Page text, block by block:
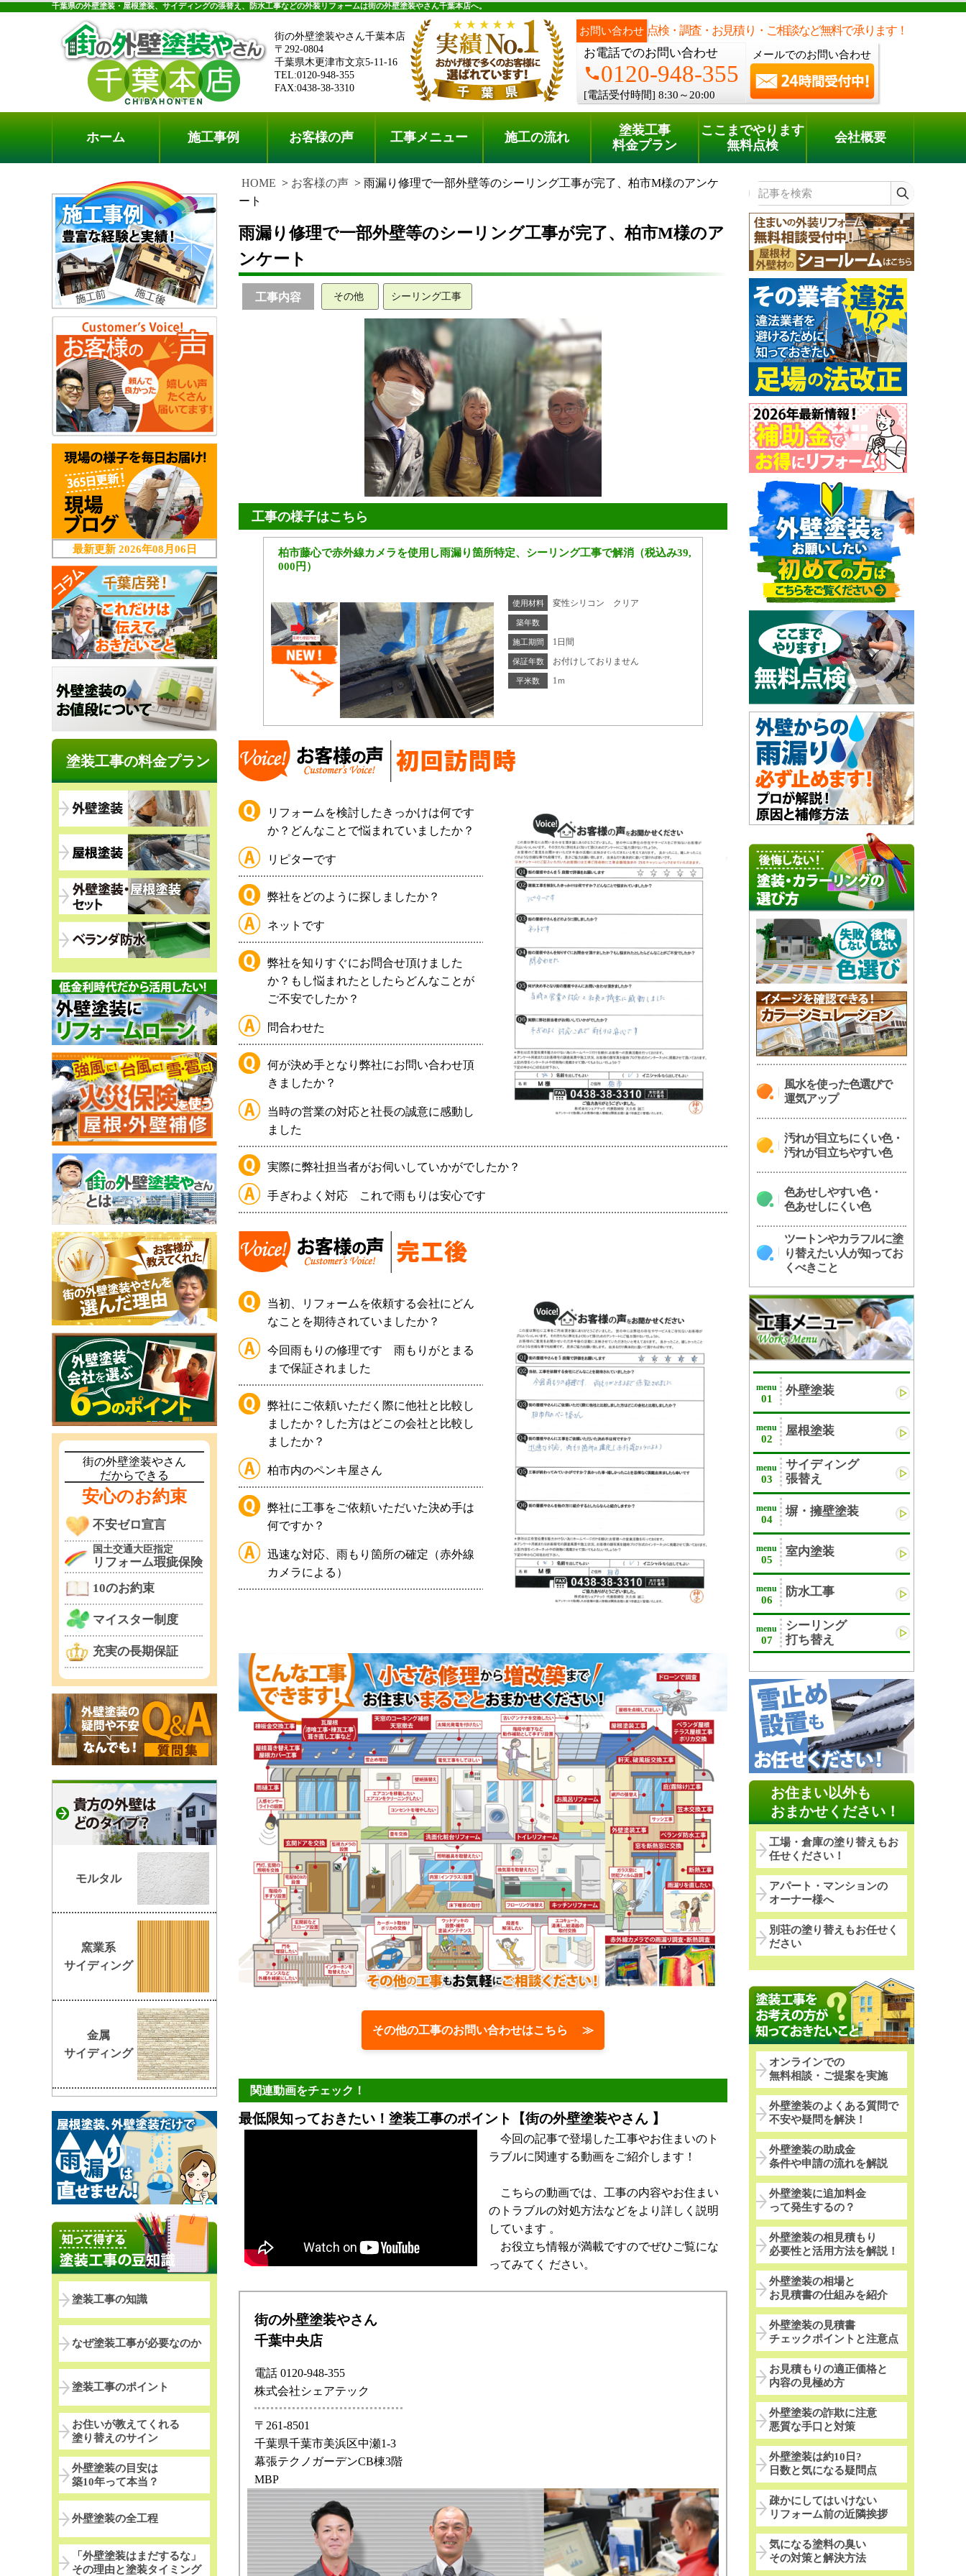
千葉県の外壁塗装・屋根塗装、サイディングの張替え、防水工事などの外装リフォームは街の外壁塗装やさん千葉本店へ。
街の外壁塗装やさん千葉本店
〒292-0804
千葉県木更津市文京5-11-16
TEL:0120-948-355
FAX:0438-38-3310
お問い合わせ 点検・調査・お見積り・ご相談など無料で承ります！
お電話でのお問い合わせ
phone0120-948-355
[電話受付時間] 8:30～20:00
メールでのお問い合わせ
料金プラン 無料点検
電話でのご相談 [8:30～20:00]
phone0120-948-355
ホーム 施工事例 お客様の声 工事メニュー 施工の流れ
塗装工事
料金プラン
ここまでやります
無料点検
会社概要
HOME お客様の声
雨漏り修理で一部外壁等のシーリング工事が完了、柏市M様のアンケ
ート
雨漏り修理で一部外壁等のシーリング工事が完了、柏市M様のア
ンケート
工事内容 その他 シーリング工事
工事の様子はこちら
柏市藤心で赤外線カメラを使用し雨漏り箇所特定、シーリング工事で解消（税込み39,
000円）
使用材料 変性シリコン クリア
築年数
施工期間 1日間
保証年数 お付けしておりません
平米数 1ｍ
リフォームを検討したきっかけは何です
か？どんなことで悩まれていましたか？
リピターです
弊社をどのように探しましたか？
ネットです
弊社を知りすぐにお問合せ頂けました
か？もし悩まれたとしたらどんなことが
ご不安でしたか？
問合わせた
何が決め手となり弊社にお問い合わせ頂
きましたか？
当時の営業の対応と社長の誠意に感動し
ました
実際に弊社担当者がお伺いしていかがでしたか？
手ぎわよく対応 これで雨もりは安心です
当初、リフォームを依頼する会社にどん
なことを期待されていましたか？
今回雨もりの修理です 雨もりがとまる
まで保証されました
弊社にご依頼いただく際に他社と比較し
ましたか？した方はどこの会社と比較し
ましたか？
柏市内のペンキ屋さん
弊社に工事をご依頼いただいた決め手は
何ですか？
迅速な対応、雨もり箇所の確定（赤外線
カメラによる）
その他の工事のお問い合わせはこちら ≫
関連動画をチェック！
最低限知っておきたい！塗装工事のポイント【街の外壁塗装やさん 】
今回の記事で登場した工事やお住まいのト
ラブルに関連する動画をご紹介します！
こちらの動画では、工事の内容やお住まい
のトラブルの対処方法などをより詳しく説明
しています 。
お役立ち情報が満載ですのでぜひご覧にな
ってみてく ださい。
街の外壁塗装やさん
千葉中央店
電話 0120-948-355
株式会社シェアテック
〒261-8501
千葉県千葉市美浜区中瀬1-3
幕張テクノガーデンCB棟3階
MBP
記事を検索
風水を使った色選びで
運気アップ
汚れが目立ちにくい色・
汚れが目立ちやすい色
色あせしやすい色・
色あせしにくい色
ツートンやカラフルに塗
り替えたい人が知ってお
くべきこと
menu
01
外壁塗装
menu
02
屋根塗装
menu
03
サイディング
張替え
menu
04
塀・擁壁塗装
menu
05
室内塗装
menu
06
防水工事
menu
07
シーリング
打ち替え
お住まい以外も
おまかせください！
工場・倉庫の塗り替えもお
任せください！
アパート・マンションの
オーナー様へ
別荘の塗り替えもお任せく
ださい
オンラインでの
無料相談・ご提案を実施
外壁塗装のよくある質問で
不安や疑問を解決！
外壁塗装の助成金
条件や申請の流れを解説
外壁塗装に追加料金
って発生するの？
外壁塗装の相見積もり
必要性と活用方法を解説！
外壁塗装の相場と
お見積書の仕組みを紹介
外壁塗装の見積書
チェックポイントと注意点
お見積もりの適正価格と
内容の見極め方
外壁塗装の詐欺に注意
悪質な手口と対策
外壁塗装は約10日?
日数と気になる疑問点
疎かにしてはいけない
リフォーム前の近隣挨拶
気になる塗料の臭い
その対策と解決方法
最新更新 2026年08月06日
塗装工事の料金プラン
街の外壁塗装やさん
だからできる
安心のお約束
不安ゼロ宣言
国土交通大臣指定
リフォーム瑕疵保険
10のお約束
マイスター制度
充実の長期保証
モルタル
窯業系
サイディング
金属
サイディング
塗装工事の知識
なぜ塗装工事が必要なのか
塗装工事のポイント
お住いが教えてくれる
塗り替えのサイン
外壁塗装の目安は
築10年って本当？
外壁塗装の全工程
「外壁塗装はまだするな」
その理由と塗装タイミング